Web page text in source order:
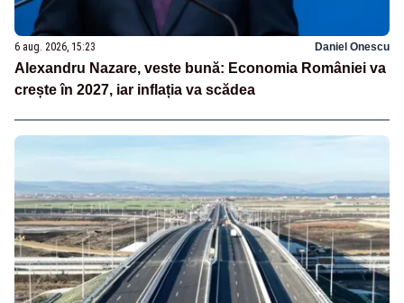
6 aug. 2026, 15:23 Daniel Onescu
Alexandru Nazare, veste bună: Economia României va
crește în 2027, iar inflația va scădea